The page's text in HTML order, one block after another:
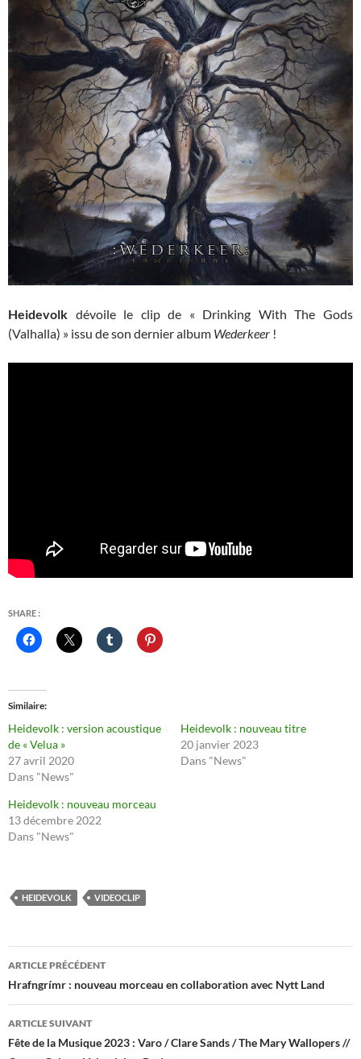
Heidevolk dévoile le clip de « Drinking With The Gods
(Valhalla) » issu de son dernier album Wederkeer !
SHARE :
Similaire
Heidevolk : version acoustique
de « Velua »
27 avril 2020
Dans "News"
Heidevolk : nouveau titre
20 janvier 2023
Dans "News"
Heidevolk : nouveau morceau
13 décembre 2022
Dans "News"
HEIDEVOLK VIDEOCLIP
Navigation
des
articles
ARTICLE PRÉCÉDENT
Hrafngrímr : nouveau morceau en collaboration avec Nytt Land
ARTICLE SUIVANT
Fête de la Musique 2023 : Varo / Clare Sands / The Mary Wallopers //